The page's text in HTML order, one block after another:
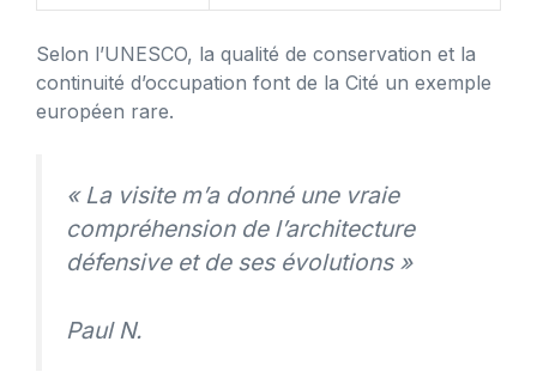
Selon l’UNESCO, la qualité de conservation et la
continuité d’occupation font de la Cité un exemple
européen rare.
« La visite m’a donné une vraie
compréhension de l’architecture
défensive et de ses évolutions »
Paul N.